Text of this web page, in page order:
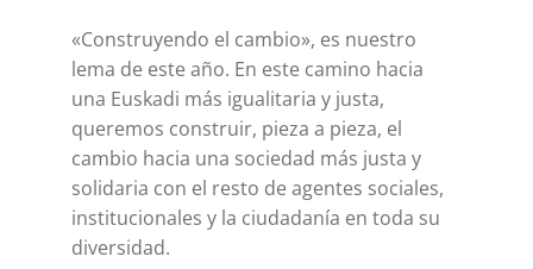
«Construyendo el cambio», es nuestro
lema de este año. En este camino hacia
una Euskadi más igualitaria y justa,
queremos construir, pieza a pieza, el
cambio hacia una sociedad más justa y
solidaria con el resto de agentes sociales,
institucionales y la ciudadanía en toda su
diversidad.